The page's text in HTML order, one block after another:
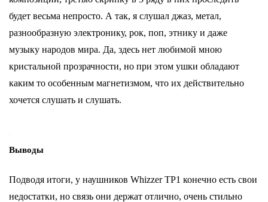
будет весьма непросто. А так, я слушал джаз, метал,
разнообразную электронику, рок, поп, этнику и даже
музыку народов мира. Да, здесь нет любимой мною
кристальной прозрачности, но при этом ушки обладают
каким то особенным магнетизмом, что их действительно
хочется слушать и слушать.
Выводы
Подводя итоги, у наушников Whizzer TP1 конечно есть свои
недостатки, но связь они держат отлично, очень стильно